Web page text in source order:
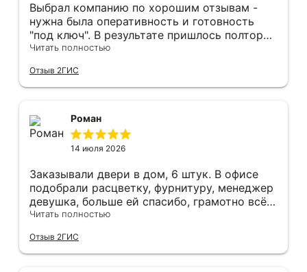
Выбрал компанию по хорошим отзывам -
нужна была оперативность и готовность
"под ключ". В результате пришлось полтора
часа потратить на уборку подъезда, так как
"утилизация старой двери" не входит
уборка выломанного деревянного косяка и
После предъявления претензии менеджеру
получил только недовольный звонок от
монтажника, никаких извинений и попыток
менеджером специально обговаривал, что
нужна утилизация, мне это затруднительно -
ограниченные физические возможности...
Дополнение на следующий день - отберите
пол в квартире (явно положили не
остановившуюся диском вниз) и само
Читать полностью
Отзыв 2ГИС
Роман
14 июля 2026
Заказывали двери в дом, 6 штук. В офисе
подобрали расцветку, фурнитуру, менеджер
девушка, больше ей спасибо, грамотно всё
подсказывала и советовала. Парни
филигранно установили, много видел других
дверей, в которых видны запилы, щели, но
Читать полностью
Отзыв 2ГИС